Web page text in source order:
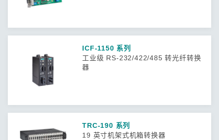
ICF-1150 系列
工业级 RS-232/422/485 转光纤转换
器
TRC-190 系列
19 英寸机架式机箱转换器